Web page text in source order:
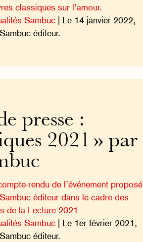
classiques sur l’amour.
Sambuc | Le 14 janvier 2022,
éditeur.
presse :
2021 » par
rendu de l’événement proposé
éditeur dans le cadre des
de la Lecture 2021
Sambuc | Le 1er février 2021,
éditeur.